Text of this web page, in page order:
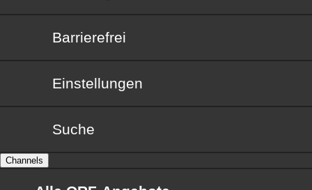
Barrierefrei
Barrierefrei
Einstellungen
Suche
Channels